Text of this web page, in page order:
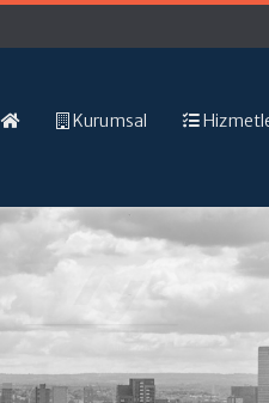
Kurumsal